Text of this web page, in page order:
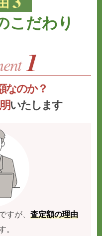
こだわり
なのか？
いたします
すが、査定額の理由
。